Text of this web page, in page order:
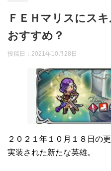
ＦＥＨマリスにス
おすすめ？
投稿日： 2021年10月28日
２０２１年１０月１８日の
実装された新たな英雄。